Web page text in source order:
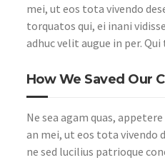
mei, ut eos tota vivendo
torquatos qui, ei inani
adhuc velit augue in per.
How We Saved Our
Ne sea agam quas,
an mei, ut eos tota vivendo
ne sed lucilius patrioque